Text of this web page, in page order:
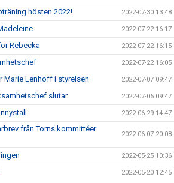
hösten 2022! 2022-07-30 13:48
2022-07-22 16:17
Rebecka 2022-07-22 16:15
2022-07-22 16:05
Marie Lenhoff i styrelsen 2022-07-07 09:47
slutar 2022-07-06 09:47
2022-06-29 14:47
från Torns kommittéer
2022-06-07 20:08
2022-05-25 10:36
2022-05-20 12:45